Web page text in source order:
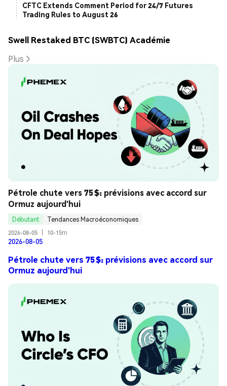
CFTC Extends Comment Period for 24/7 Futures
Trading Rules to August 26
Swell Restaked BTC (SWBTC) Académie
Plus
Pétrole chute vers 75 $: prévisions avec accord sur
Ormuz aujourd'hui
Débutant
Tendances Macroéconomiques
2026-08-05
10-15m
2026-08-05
Pétrole chute vers 75 $: prévisions avec accord sur
Ormuz aujourd'hui